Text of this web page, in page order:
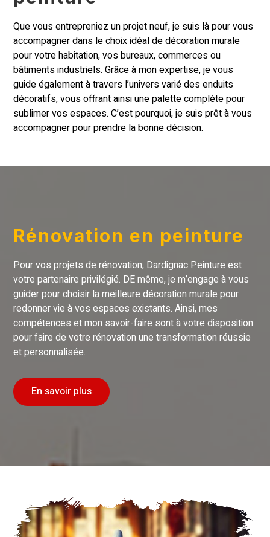
Que vous entrepreniez un projet neuf, je suis là pour vous
accompagner dans le choix idéal de décoration murale
pour votre habitation, vos bureaux, commerces ou
bâtiments industriels. Grâce à mon expertise, je vous
guide également à travers l’univers varié des enduits
décoratifs, vous offrant ainsi une palette complète pour
sublimer vos espaces. C’est pourquoi, je suis prêt à vous
accompagner pour prendre la bonne décision.
Rénovation en peinture
Pour vos projets de rénovation, Dardignac Peinture est
votre partenaire privilégié. DE même, je m’engage à vous
guider pour choisir la meilleure décoration murale pour
redonner vie à vos espaces existants. Ainsi, mes
compétences et mon savoir-faire sont à votre disposition
pour faire de votre rénovation une transformation réussie
et personnalisée.
En savoir plus